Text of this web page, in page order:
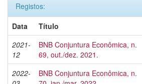
Registos:
Data
Título
2021-
12
BNB Conjuntura Econômica, n.
69, out./dez. 2021.
2022-
BNB Conjuntura Econômica, n.